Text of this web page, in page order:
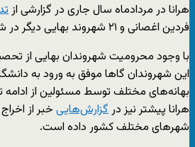
هرانا در مردادماه سال جاری در گزارشی از
فردین اغصانی و ۲۱ شهروند بهایی دیگر در شهر ارومیه خبر داده بود.
با وجود محرومیت شهروندان بهایی از
این شهروندان گاها موفق به ورود به
بهانه‌های مختلف توسط مسئولین از
هرانا پیشتر نیز درگزارش‌هایی خبر از
شهرهای مختلف کشور داده است.